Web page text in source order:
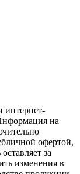
интернет-
на
офертой,
за
изменения в